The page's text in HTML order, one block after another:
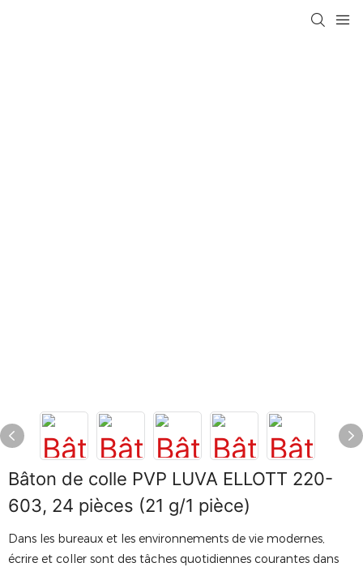
Bâton de colle PVP LUVA ELLOTT 220-
603, 24 pièces (21 g/1 pièce)
Dans les bureaux et les environnements de vie modernes,
écrire et coller sont des tâches quotidiennes courantes dans